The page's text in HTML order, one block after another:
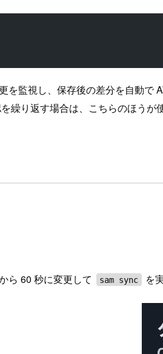
を監視し、保存後の差分を自動で
繰り返す場合は、こちらのほうが
ら 60 秒に変更して sam sync を